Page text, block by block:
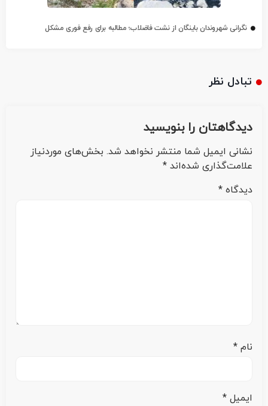
نگرانی شهروندان باینگان از نشت فاضلاب؛ مطالبه برای رفع فوری مشکل
تبادل نظر
دیدگاهتان را بنویسید
نشانی ایمیل شما منتشر نخواهد شد. بخش‌های موردنیاز
علامت‌گذاری شده‌اند *
دیدگاه *
نام *
ایمیل *